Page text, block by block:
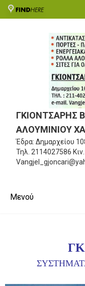
ΓΚΙΟΝΤΣΑΡΗΣ
ΑΛΟΥΜΙΝΙΟΥ
Έδρα: Δημαρχείου
Τηλ. 2114027586 Κιν.
Μενού